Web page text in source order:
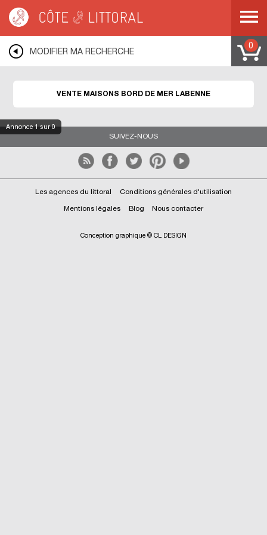
MODIFIER MA RECHERCHE
0
Annonce1sur 0
VENTE MAISONS BORD DE MER LABENNE
SUIVEZ-NOUS
Les agences du littoral Conditions générales d'utilisation
Mentions légales Blog Nous contacter
Conception graphique © CL DESIGN